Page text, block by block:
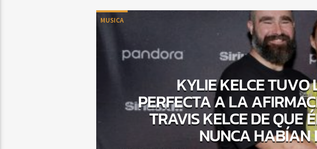
MUSICA
KYLIE KELCE TUVO
PERFECTA A LA
TRAVIS KELCE DE QUE
NUNCA HABÍAN